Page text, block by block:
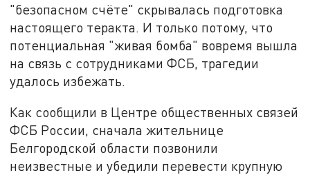
"безопасном счёте" скрывалась подготовка
настоящего теракта. И только потому, что
потенциальная "живая бомба" вовремя вышла
на связь с сотрудниками ФСБ, трагедии
удалось избежать.
Как сообщили в Центре общественных связей
ФСБ России, сначала жительнице
Белгородской области позвонили
неизвестные и убедили перевести крупную